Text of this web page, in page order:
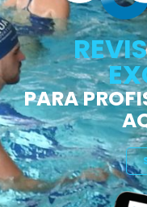
PARA